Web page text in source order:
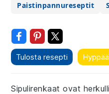
Paistinpannureseptit
Tulosta resepti
Sipulirenkaat ovat